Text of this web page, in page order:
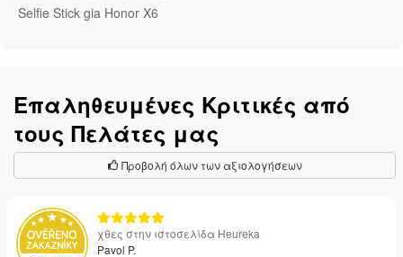
Selfie Stick gia Honor X6
Επαληθευμένες Κριτικές από
τους Πελάτες μας
Προβολή όλων των αξιολογήσεων
χθες στην ιστοσελίδα Heureka
Pavol P.